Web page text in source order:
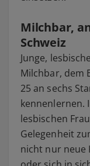
Milchbar,
Schweiz
Junge,
Milchbar, dem
25 an sechs
kennenlernen.
lesbischen
Gelegenheit
nicht nur neue